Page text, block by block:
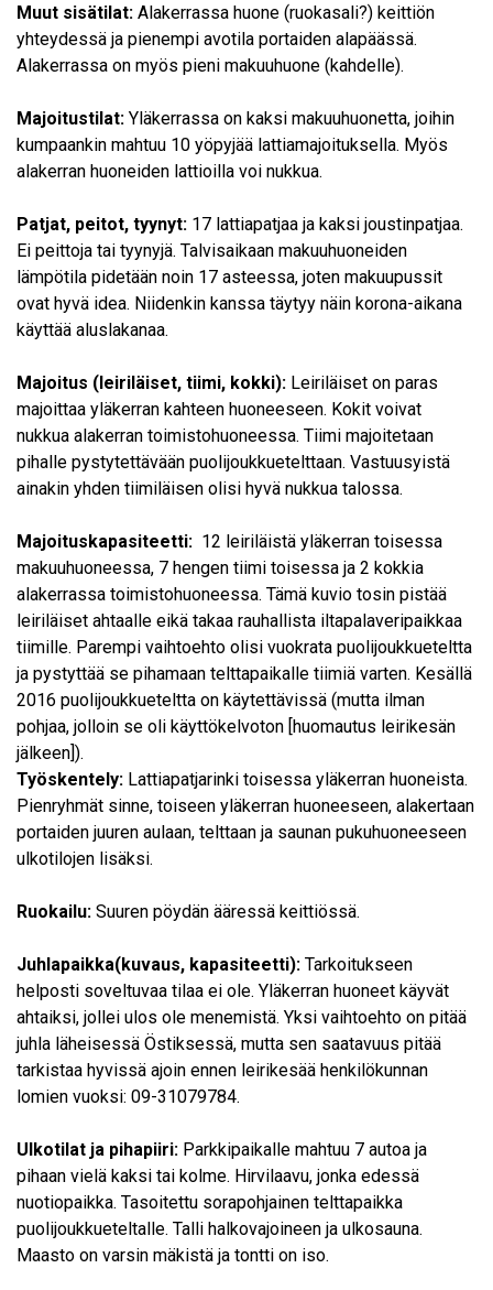
Muut sisätilat: Alakerrassa huone (ruokasali?) keittiön
yhteydessä ja pienempi avotila portaiden alapäässä.
Alakerrassa on myös pieni makuuhuone (kahdelle).
Majoitustilat: Yläkerrassa on kaksi makuuhuonetta, joihin
kumpaankin mahtuu 10 yöpyjää lattiamajoituksella. Myös
alakerran huoneiden lattioilla voi nukkua.
Patjat, peitot, tyynyt: 17 lattiapatjaa ja kaksi joustinpatjaa.
Ei peittoja tai tyynyjä. Talvisaikaan makuuhuoneiden
lämpötila pidetään noin 17 asteessa, joten makuupussit
ovat hyvä idea. Niidenkin kanssa täytyy näin korona-aikana
käyttää aluslakanaa.
Majoitus (leiriläiset, tiimi, kokki): Leiriläiset on paras
majoittaa yläkerran kahteen huoneeseen. Kokit voivat
nukkua alakerran toimistohuoneessa. Tiimi majoitetaan
pihalle pystytettävään puolijoukkuetelttaan. Vastuusyistä
ainakin yhden tiimiläisen olisi hyvä nukkua talossa.
Majoituskapasiteetti: 12 leiriläistä yläkerran toisessa
makuuhuoneessa, 7 hengen tiimi toisessa ja 2 kokkia
alakerrassa toimistohuoneessa. Tämä kuvio tosin pistää
leiriläiset ahtaalle eikä takaa rauhallista iltapalaveripaikkaa
tiimille. Parempi vaihtoehto olisi vuokrata puolijoukkueteltta
ja pystyttää se pihamaan telttapaikalle tiimiä varten. Kesällä
2016 puolijoukkueteltta on käytettävissä (mutta ilman
pohjaa, jolloin se oli käyttökelvoton [huomautus leirikesän
jälkeen]).
Työskentely: Lattiapatjarinki toisessa yläkerran huoneista.
Pienryhmät sinne, toiseen yläkerran huoneeseen, alakertaan
portaiden juuren aulaan, telttaan ja saunan pukuhuoneeseen
ulkotilojen lisäksi.
Ruokailu: Suuren pöydän ääressä keittiössä.
Juhlapaikka(kuvaus, kapasiteetti): Tarkoitukseen
helposti soveltuvaa tilaa ei ole. Yläkerran huoneet käyvät
ahtaiksi, jollei ulos ole menemistä. Yksi vaihtoehto on pitää
juhla läheisessä Östiksessä, mutta sen saatavuus pitää
tarkistaa hyvissä ajoin ennen leirikesää henkilökunnan
lomien vuoksi: 09-31079784.
Ulkotilat ja pihapiiri: Parkkipaikalle mahtuu 7 autoa ja
pihaan vielä kaksi tai kolme. Hirvilaavu, jonka edessä
nuotiopaikka. Tasoitettu sorapohjainen telttapaikka
puolijoukkueteltalle. Talli halkovajoineen ja ulkosauna.
Maasto on varsin mäkistä ja tontti on iso.